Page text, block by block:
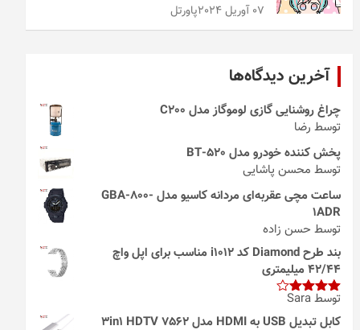
07 آوریل 2024 پاورتل
آخرین دیدگاه‌ها
چراغ روشنایی گازی لوموگاز مدل C200
توسط رضا
پخش کننده خودرو مدل 520-BT
توسط محسن پاشایی
ساعت مچی عقربه‌ای مردانه کاسیو مدل GBA-800-
1ADR
توسط حسن زاده
بند طرح Diamond کد i1012 مناسب برای اپل واچ
42/44 میلیمتری
امتیاز4
از 5
توسط Sara
کابل تبدیل USB به HDMI مدل 3in1 HDTV 7562